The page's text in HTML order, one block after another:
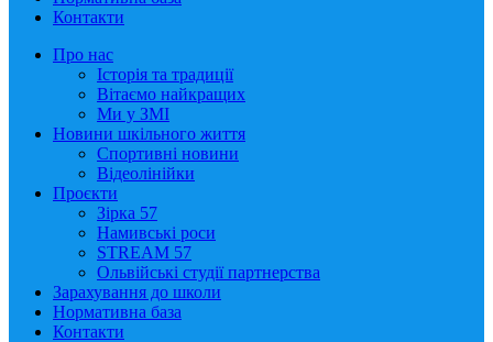
Контакти
Про нас
Історія та традиції
Вітаємо найкращих
Ми у ЗМІ
Новини шкільного життя
Спортивні новини
Відеолінійки
Проєкти
Зірка 57
Намивські роси
STREAM 57
Ольвійські студії партнерства
Зарахування до школи
Нормативна база
Контакти